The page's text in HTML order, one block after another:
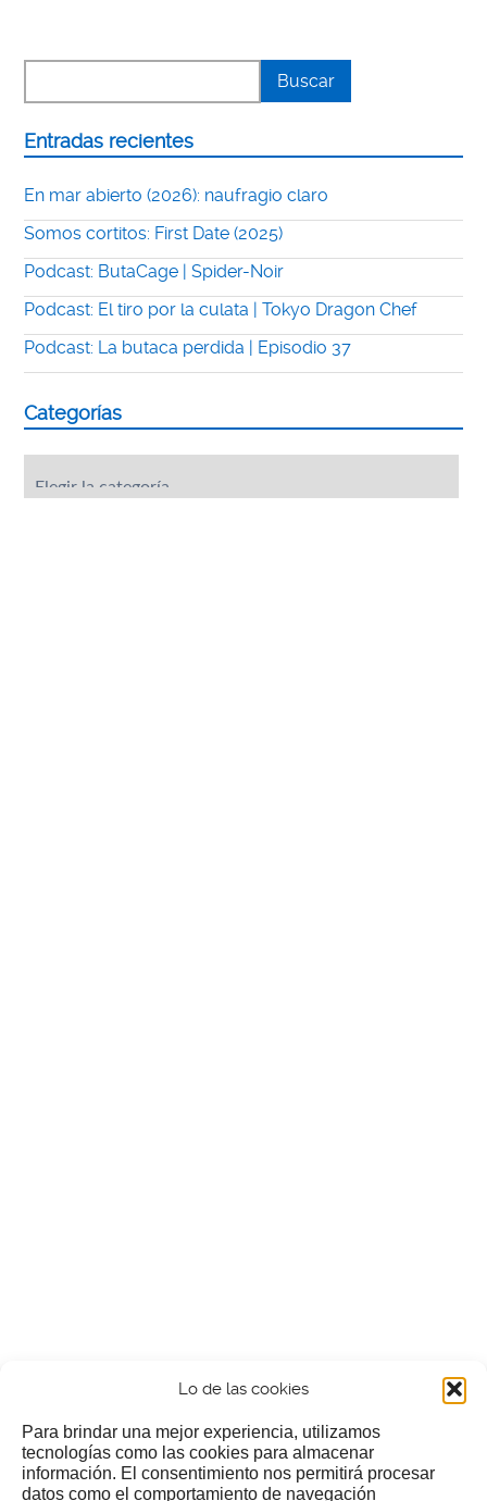
Lo de las cookies
Para brindar una mejor experiencia, utilizamos
tecnologías como las cookies para almacenar
información. El consentimiento nos permitirá procesar
datos como el comportamiento de navegación
Entradas recientes
En mar abierto (2026): naufragio claro
Somos cortitos: First Date (2025)
Podcast: ButaCage | Spider-Noir
Podcast: El tiro por la culata | Tokyo Dragon Chef
Podcast: La butaca perdida | Episodio 37
Categorías
¿Nos invitas a un cafecillo?